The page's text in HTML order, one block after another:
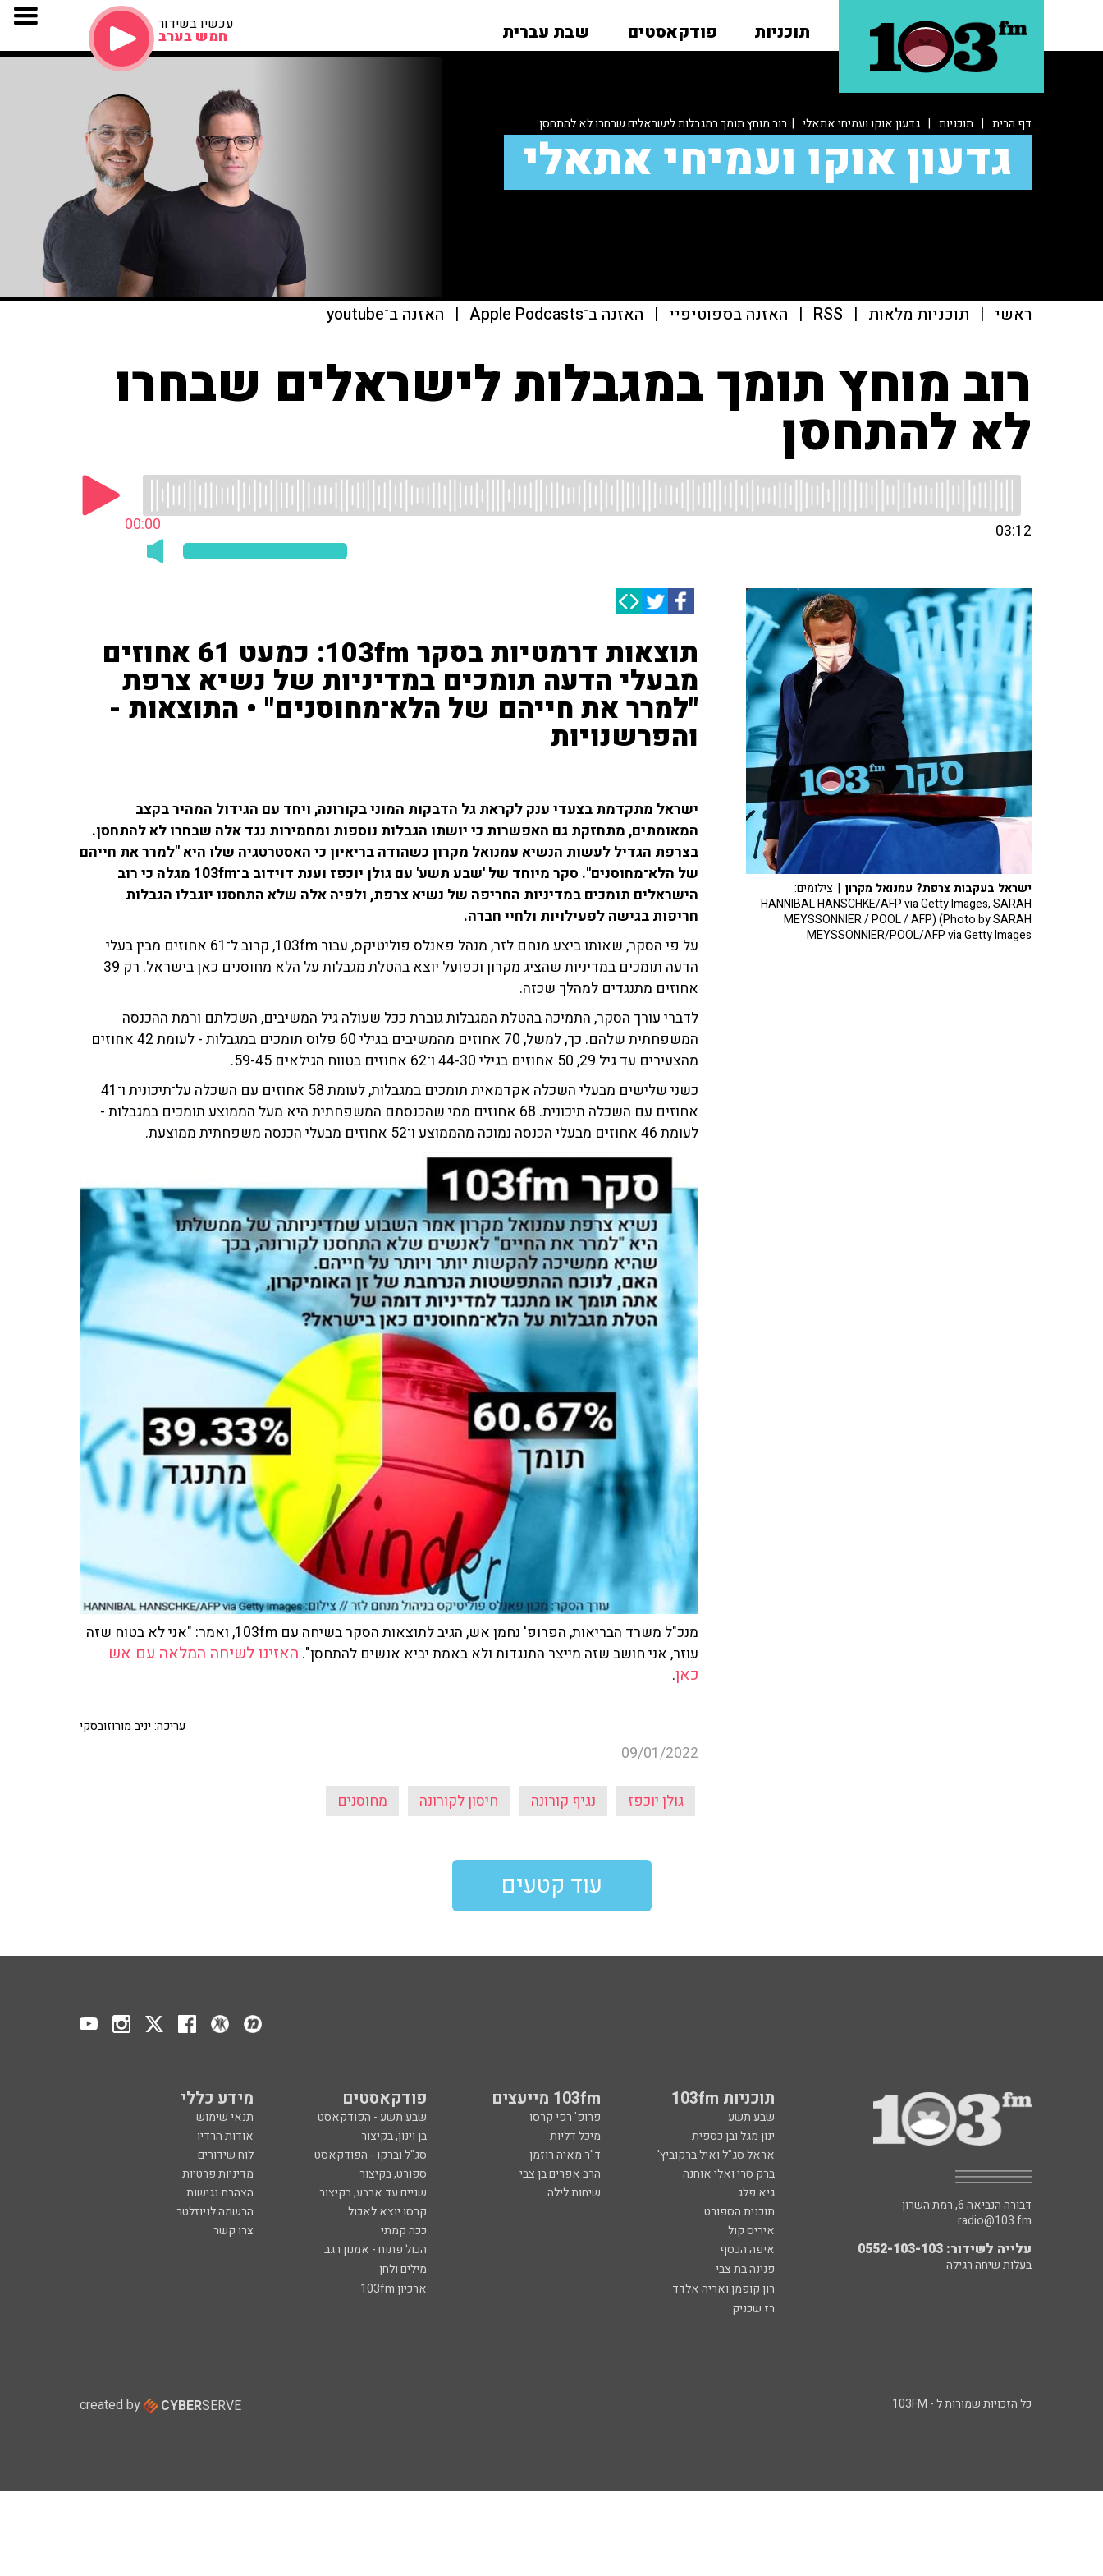
תוכניות פודקאסטים שבת עברית עכשיו בשידור
חמש בערב
דף הבית | תוכניות | גדעון אוקו ועמיחי אתאלי | רוב מוחץ תומך במגבלות לישראלים שבחרו לא להתחסן
גדעון אוקו ועמיחי אתאלי
ראשי | תוכניות מלאות |
RSS
| האזנה בספוטיפיי | האזנה ב־Apple Podcasts | האזנה ב־youtube
רוב מוחץ תומך במגבלות לישראלים שבחרו
לא להתחסן
00:00 03:12
תוצאות דרמטיות בסקר 103fm: כמעט 61 אחוזים
מבעלי הדעה תומכים במדיניות של נשיא צרפת
"למרר את חייהם של הלא־מחוסנים" • התוצאות -
והפרשנויות
ישראל מתקדמת בצעדי ענק לקראת גל הדבקות המוני בקורונה, ויחד עם הגידול המהיר בקצב
המאומתים, מתחזקת גם האפשרות כי יושתו הגבלות נוספות ומחמירות נגד אלה שבחרו לא להתחסן.
בצרפת הגדיל לעשות הנשיא עמנואל מקרון כשהודה בריאיון כי האסטרטגיה שלו היא "למרר את חייהם
של הלא־מחוסנים". סקר מיוחד של 'שבע תשע' עם גולן יוכפז וענת דוידוב ב־103fm מגלה כי רוב
הישראלים תומכים במדיניות החריפה של נשיא צרפת, ולפיה אלה שלא התחסנו יוגבלו הגבלות
חריפות בגישה לפעילויות ולחיי חברה.
על פי הסקר, שאותו ביצע מנחם לזר, מנהל פאנלס פוליטיקס, עבור 103fm, קרוב ל־61 אחוזים מבין בעלי
הדעה תומכים במדיניות שהציג מקרון וכפועל יוצא בהטלת מגבלות על הלא מחוסנים כאן בישראל. רק 39
אחוזים מתנגדים למהלך שכזה.
לדברי עורך הסקר, התמיכה בהטלת המגבלות גוברת ככל שעולה גיל המשיבים, השכלתם ורמת ההכנסה
המשפחתית שלהם. כך, למשל, 70 אחוזים מהמשיבים בגילי 60 פלוס תומכים במגבלות - לעומת 42 אחוזים
מהצעירים עד גיל 29, 50 אחוזים בגילי 44-30 ו־62 אחוזים בטווח הגילאים 59-45.
כשני שלישים מבעלי השכלה אקדמאית תומכים במגבלות, לעומת 58 אחוזים עם השכלה על־תיכונית ו־41
אחוזים עם השכלה תיכונית. 68 אחוזים ממי שהכנסתם המשפחתית היא מעל הממוצע תומכים במגבלות -
לעומת 46 אחוזים מבעלי הכנסה נמוכה מהממוצע ו־52 אחוזים מבעלי הכנסה משפחתית ממוצעת.
מנכ"ל משרד הבריאות, הפרופ' נחמן אש, הגיב לתוצאות הסקר בשיחה עם 103fm, ואמר: "אני לא בטוח שזה
עוזר, אני חושב שזה מייצר התנגדות ולא באמת יביא אנשים להתחסן". האזינו לשיחה המלאה עם אש
כאן.
עריכה: יניב מורוזובסקי
09/01/2022
גולן יוכפז נגיף קורונה חיסון לקורונה מחוסנים
ישראל בעקבות צרפת? עמנואל מקרון | צילומים:
HANNIBAL HANSCHKE/AFP via Getty Images, SARAH
MEYSSONNIER / POOL / AFP) (Photo by SARAH
MEYSSONNIER/POOL/AFP via Getty Images
עוד קטעים
תוכניות 103fm 103fm מייעצים פודקאסטים מידע כללי
שבע תשע פרופ' רפי קרסו שבע תשע - הפודקאסט
תנאי שימוש
ינון מגל ובן כספית
מיכל דליות בן וינון, בקיצור
אודות הרדיו
אראל סג"ל ואיל ברקוביץ'
ד"ר מאיה רוזמן סג"ל וברקו - הפודקאסט
לוח שידורים
ברק סרי ואלי אוחנה
הרב אפרים בן צבי ספורט, בקיצור
מדיניות פרטיות
גיא פלג
שיחות לילה שניים עד ארבע, בקיצור
הצהרת נגישות
תוכנית הספורט
קרסו יוצא לאכול
הרשמה לניוזלטר
איריס קול
ככה קמתי
צרו קשר
איפה הכסף
הכול פתוח - אמנון רגב
פנינה בת צבי
מילים ולחן
רון קופמן ואריה אלדד
ארכיון 103fm
רז שכניק
דבורה הנביאה 6, רמת השרון
radio@103.fm
עלייה לשידור: 0552-103-103
בעלות שיחה רגילה
כל הזכויות שמורות ל - 103FM created by CYBERSERVE